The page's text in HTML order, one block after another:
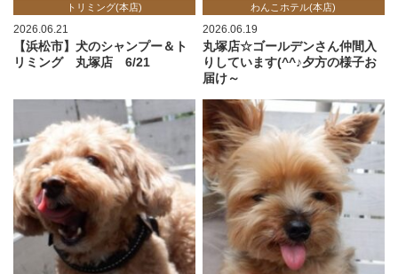
トリミング(本店)
2026.06.21
【浜松市】犬のシャンプー＆ト
リミング 丸塚店 6/21
わんこホテル(本店)
2026.06.19
丸塚店☆ゴールデンさん仲間入
りしています(^^♪夕方の様子お
届け～